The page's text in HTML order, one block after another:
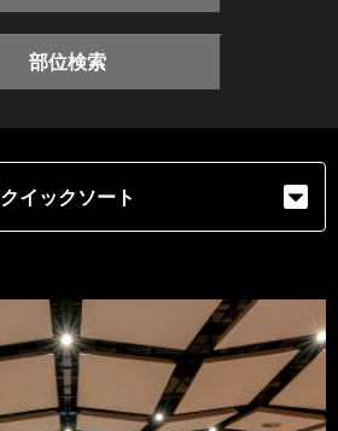
部位検索
クイックソート